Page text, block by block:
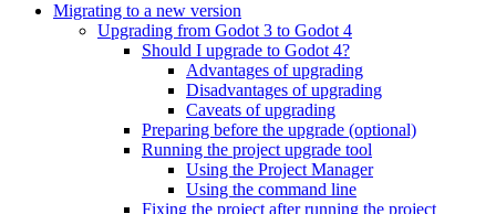
Migrating to a new version
Upgrading from Godot 3 to Godot 4
Should I upgrade to Godot 4?
Advantages of upgrading
Disadvantages of upgrading
Caveats of upgrading
Preparing before the upgrade (optional)
Running the project upgrade tool
Using the Project Manager
Using the command line
Fixing the project after running the project